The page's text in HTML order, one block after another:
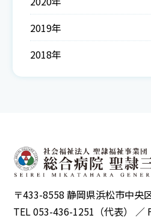
2019年
2018年
〒433-8558 静岡県浜松市中央
TEL 053-436-1251（代表） ／